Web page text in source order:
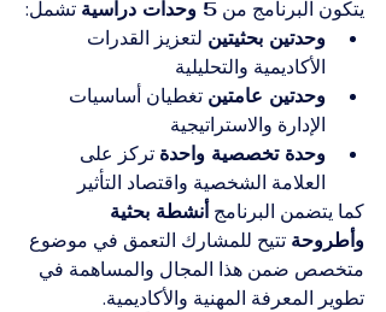
يتكون البرنامج من 5 وحدات دراسية
تشمل:
وحدتين بحثيتين لتعزيز القدرات
الأكاديمية والتحليلية
وحدتين عامتين تغطيان أساسيات
الإدارة والاستراتيجية
وحدة تخصصية واحدة تركز على
العلامة الشخصية واقتصاد التأثير
كما يتضمن البرنامج أنشطة بحثية
وأطروحة تتيح للمشارك التعمق في موضوع
متخصص ضمن هذا المجال والمساهمة في
تطوير المعرفة المهنية والأكاديمية.